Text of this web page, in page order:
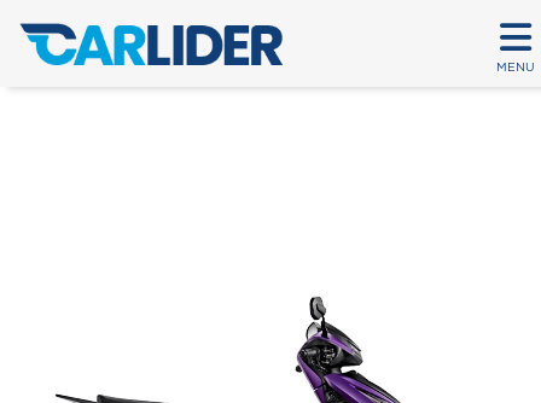
MENU